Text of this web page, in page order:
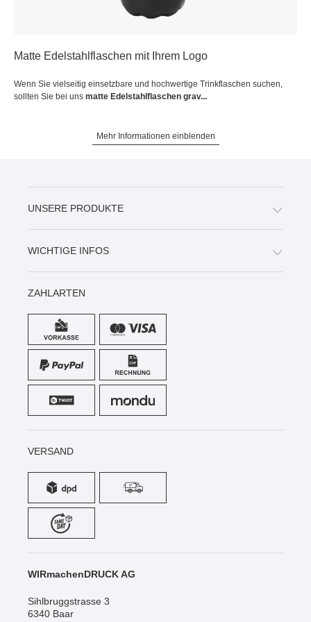
Matte Edelstahlflaschen mit Ihrem Logo
Wenn Sie vielseitig einsetzbare und hochwertige Trinkflaschen suchen,
sollten Sie bei uns matte Edelstahlflaschen grav...
Mehr Informationen einblenden
UNSERE PRODUKTE
WICHTIGE INFOS
ZAHLARTEN
VERSAND
WIRmachenDRUCK AG
Sihlbruggstrasse 3
6340 Baar